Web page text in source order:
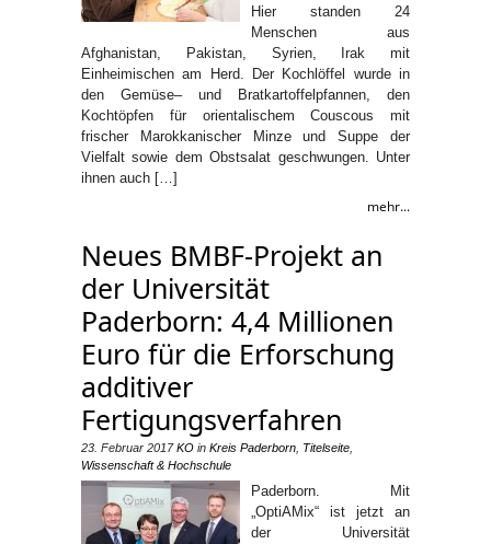
Hier standen 24
Menschen aus
Afghanistan, Pakistan, Syrien, Irak mit
Einheimischen am Herd. Der Kochlöffel wurde in
den Gemüse– und Bratkartoffelpfannen, den
Kochtöpfen für orientalischem Couscous mit
frischer Marokkanischer Minze und Suppe der
Vielfalt sowie dem Obstsalat geschwungen. Unter
ihnen auch […]
mehr...
Neues BMBF-Projekt an
der Universität
Paderborn: 4,4 Millionen
Euro für die Erforschung
additiver
Fertigungsverfahren
23. Februar 2017 KO in Kreis Paderborn Titelseite
Wissenschaft & Hochschule
Paderborn. Mit
„OptiAMix“ ist jetzt an
der Universität